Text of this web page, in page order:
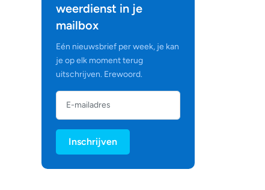
weerdienst in je
mailbox
Eén nieuwsbrief per week, je kan
je op elk moment terug
uitschrijven. Erewoord.
Inschrijven